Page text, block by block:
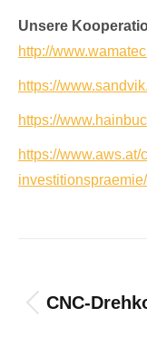
Unsere
http://
https://
https://
https://
investitionspraemie/
CNC-